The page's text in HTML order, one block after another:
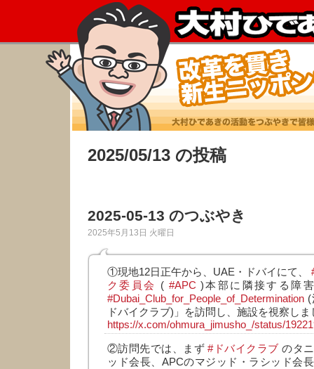
2025/05/13 の投稿
2025-05-13 のつぶやき
2025年5月13日 火曜日
①現地12日正午から、UAE・ドバイにて、
ク委員会
( #APC )本部に隣接する障
#Dubai_Club_for_People_of_Determination (
ドバイクラブ)」を訪問し、施設を視察しま
https://x.com/ohmura_jimusho_/status/
②訪問先では、まず#ドバイクラブ のタ
ッド会長、APCのマジッド・ラシッド会